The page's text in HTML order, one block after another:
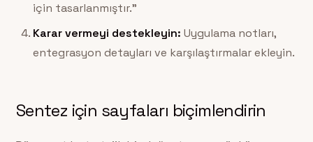
için tasarlanmıştır.”
Karar vermeyi destekleyin: Uygulama notları,
entegrasyon detayları ve karşılaştırmalar ekleyin.
Sentez için sayfaları biçimlendirin